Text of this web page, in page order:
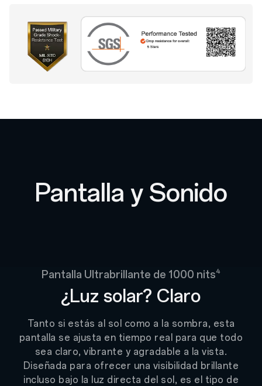
Pantalla y Sonido
Pantalla Ultrabrillante de 1000 nits4
¿Luz solar? Claro
Tanto si estás al sol como a la sombra, esta
pantalla se ajusta en tiempo real para que todo
sea claro, vibrante y agradable a la vista.
Diseñada para ofrecer una visibilidad brillante
incluso bajo la luz directa del sol, es el tipo de